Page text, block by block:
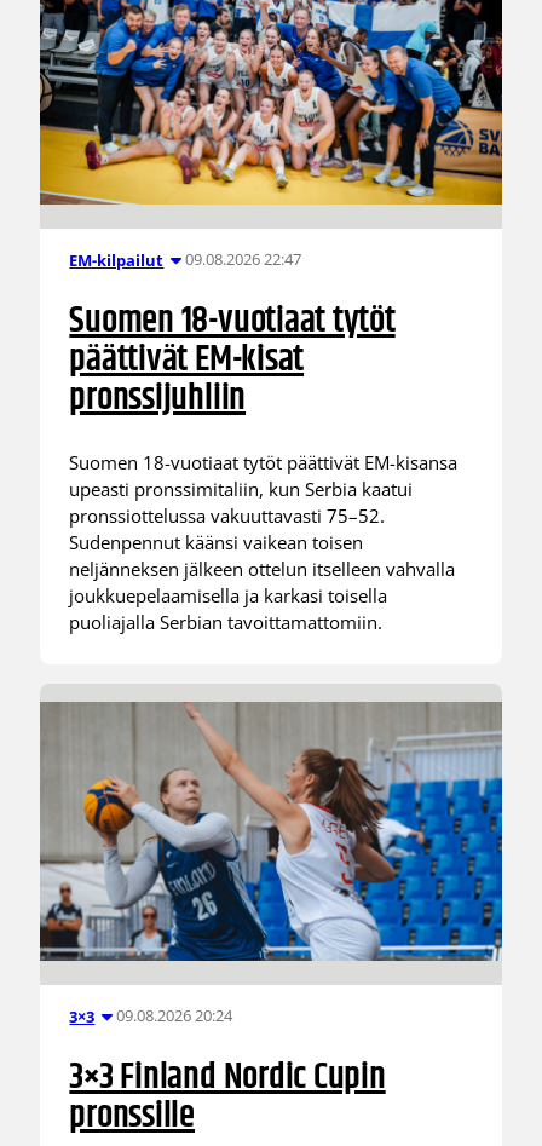
EM-kilpailut 09.08.2026 22:47
Suomen 18-vuotiaat tytöt
päättivät EM-kisat
pronssijuhliin
Suomen 18-vuotiaat tytöt päättivät EM-kisansa
upeasti pronssimitaliin, kun Serbia kaatui
pronssiottelussa vakuuttavasti 75–52.
Sudenpennut käänsi vaikean toisen
neljänneksen jälkeen ottelun itselleen vahvalla
joukkuepelaamisella ja karkasi toisella
puoliajalla Serbian tavoittamattomiin.
3×3 09.08.2026 20:24
3×3 Finland Nordic Cupin
pronssille